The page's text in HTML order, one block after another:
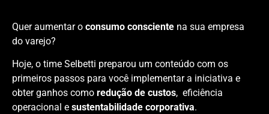
Quer aumentar o consumo consciente na sua empresa
do varejo?
Hoje, o time Selbetti preparou um conteúdo com os
primeiros passos para você implementar a iniciativa e
obter ganhos como redução de custos, eficiência
operacional e sustentabilidade corporativa.